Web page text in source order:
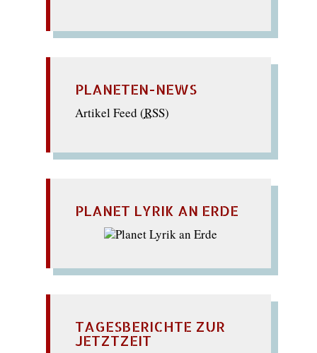
PLANETEN-NEWS
Artikel Feed (RSS)
PLANET LYRIK AN ERDE
TAGESBERICHTE ZUR
JETZTZEIT